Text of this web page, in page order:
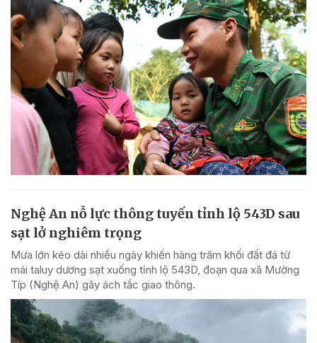
Nghệ An nỗ lực thông tuyến tỉnh lộ 543D sau
sạt lở nghiêm trọng
Mưa lớn kéo dài nhiều ngày khiến hàng trăm khối đất đá từ
mái taluy dương sạt xuống tỉnh lộ 543D, đoạn qua xã Mường
Típ (Nghệ An) gây ách tắc giao thông.